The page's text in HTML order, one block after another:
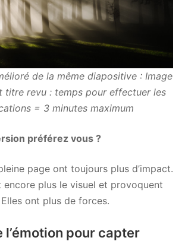
de la même diapositive : Image
titre revu : temps pour effectuer les
= 3 minutes maximum
préférez vous ?
page ont toujours plus d’impact.
encore plus le visuel et provoquent
Elles ont plus de forces.
l’émotion pour capter